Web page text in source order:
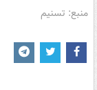
منبع: تسنیم